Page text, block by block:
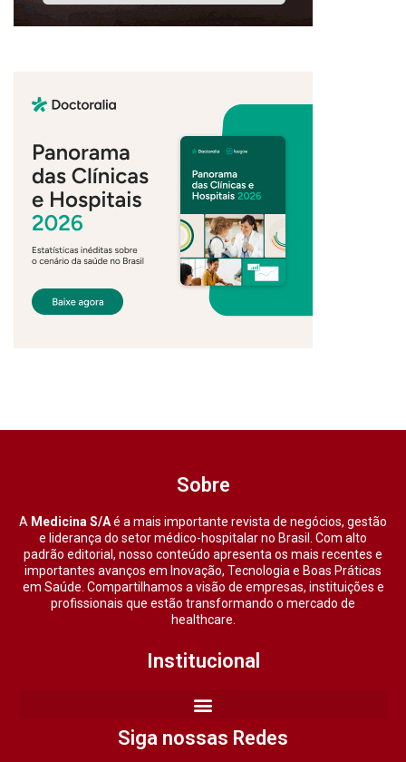
Sobre
A Medicina S/Aé a mais importante revista de negócios, gestão
e liderança do setor médico-hospitalar no Brasil. Com alto
padrão editorial, nosso conteúdo apresenta os mais recentes e
importantes avanços em Inovação, Tecnologia e Boas Práticas
em Saúde. Compartilhamos a visão de empresas, instituições e
profissionais que estão transformando o mercado de
healthcare.
Institucional
Siga nossas Redes